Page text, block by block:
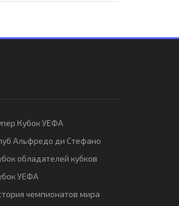
Кубок УЕФА
Альфредо ди Стефано
обладателей кубков
УЕФА
чемпионатов мира